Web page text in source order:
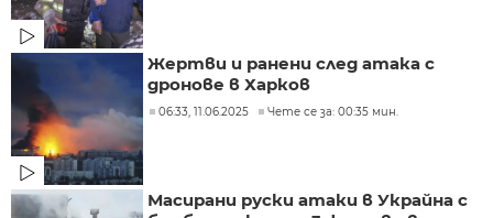
Жертви и ранени след атака с
дронове в Харков
06:33, 11.06.2025 Чете се за: 00:35 мин.
Масирани руски атаки в Украйна с